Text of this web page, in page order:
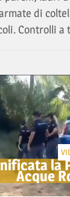
di
Controlli a
la
Acque